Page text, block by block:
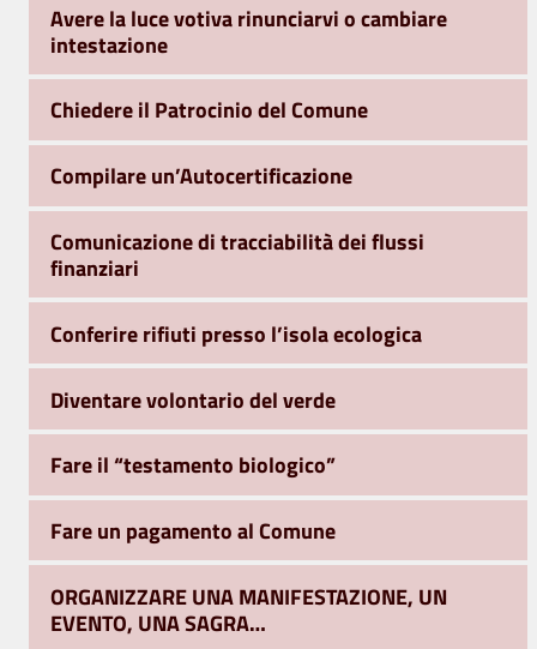
Avere la luce votiva rinunciarvi o cambiare
intestazione
Chiedere il Patrocinio del Comune
Compilare un’Autocertificazione
Comunicazione di tracciabilità dei flussi
finanziari
Conferire rifiuti presso l’isola ecologica
Diventare volontario del verde
Fare il “testamento biologico”
Fare un pagamento al Comune
ORGANIZZARE UNA MANIFESTAZIONE, UN
EVENTO, UNA SAGRA…